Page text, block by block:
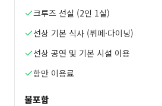
크루즈 선실 (2인 1실)
선상 기본 식사 (뷔페·다이닝)
선상 공연 및 기본 시설 이용
항만 이용료
불포함